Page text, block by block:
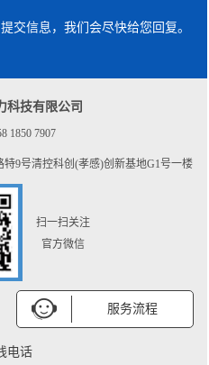
交信息，我们会尽快给您回复。
科技有限公司
1850 7907
9号清控科创(孝感)创新基地G1号一楼
扫一扫关注
官方微信
服务流程
电话